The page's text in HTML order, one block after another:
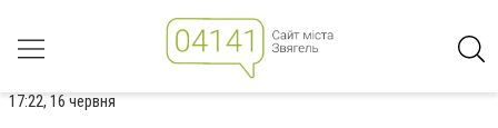
17:22, 16 червня